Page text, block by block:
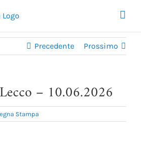
Precedente
Prossimo
– 10.06.2026
Stampa